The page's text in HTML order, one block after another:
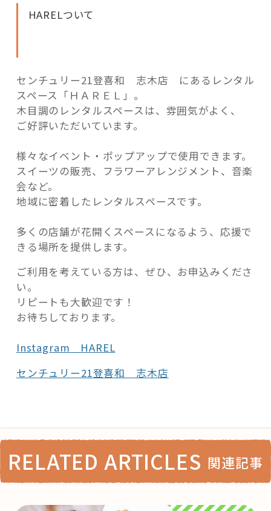
HARELついて
センチュリー21登喜和 志木店 にあるレンタル
スペース「ＨＡＲＥＬ」。
木目調のレンタルスペースは、雰囲気がよく、
ご好評いただいています。
様々なイベント・ポップアップで使用できます。
スイーツの販売、フラワーアレンジメント、音楽
会など。
地域に密着したレンタルスペースです。
多くの店舗が花開くスペースになるよう、応援で
きる場所を提供します。
ご利用を考えている方は、ぜひ、お申込みくださ
い。
リピートも大歓迎です！
お待ちしております。
Instagram HAREL
センチュリー21登喜和 志木店
RELATED ARTICLES 関連記事